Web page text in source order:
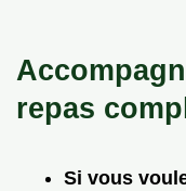
repas
Si vous